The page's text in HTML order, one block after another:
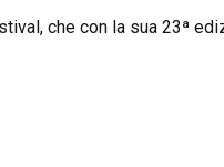
che con la sua 23ª